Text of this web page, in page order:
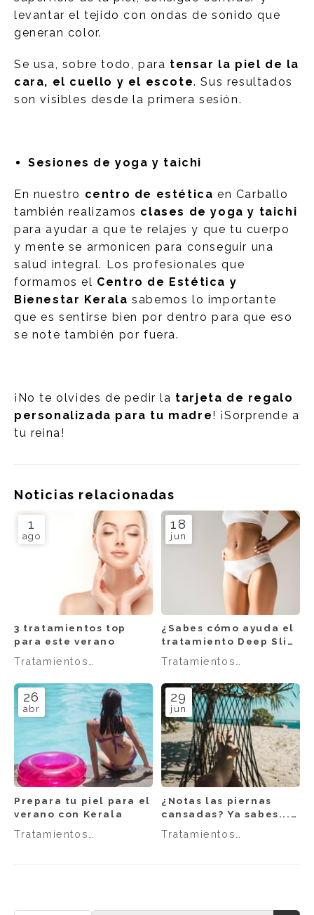
levantar el tejido con ondas de sonido que
generan color.
Se usa, sobre todo, para tensar la piel de la
cara, el cuello y el escote. Sus resultados
son visibles desde la primera sesión.
Sesiones de yoga y taichi
En nuestro centro de estética en Carballo
también realizamos clases de yoga y taichi
para ayudar a que te relajes y que tu cuerpo
y mente se armonicen para conseguir una
salud integral. Los profesionales que
formamos el Centro de Estética y
Bienestar Kerala sabemos lo importante
que es sentirse bien por dentro para que eso
se note también por fuera.
¡No te olvides de pedir la tarjeta de regalo
personalizada para tu madre! ¡Sorprende a
tu reina!
Noticias relacionadas
1
ago
3 tratamientos top
para este verano
Tratamientos
18
jun
¿Sabes cómo ayuda el
tratamiento Deep Slim
lipedema?
Tratamientos
26
abr
Prepara tu piel para el
verano con Kerala
Tratamientos
29
jun
¿Notas las piernas
cansadas? Ya sabes...
verano feliz!
Tratamientos